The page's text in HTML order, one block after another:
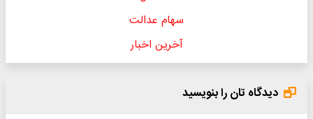
سهام عدالت
آخرین اخبار
دیدگاه تان را بنویسید